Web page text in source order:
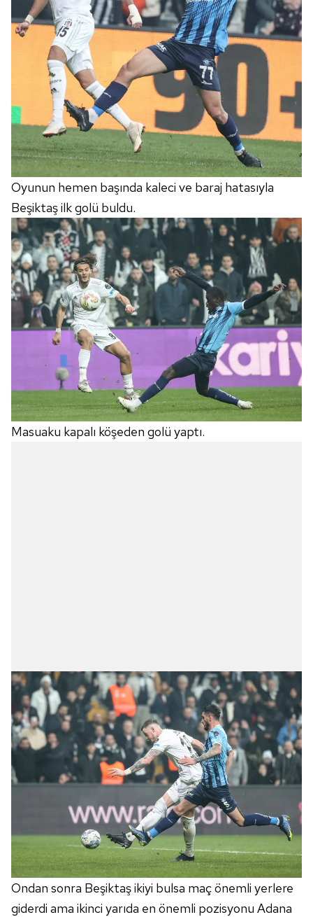
Oyunun hemen başında kaleci ve baraj hatasıyla
Beşiktaş ilk golü buldu.
Masuaku kapalı köşeden golü yaptı.
Ondan sonra Beşiktaş ikiyi bulsa maç önemli yerlere
giderdi ama ikinci yarıda en önemli pozisyonu Adana